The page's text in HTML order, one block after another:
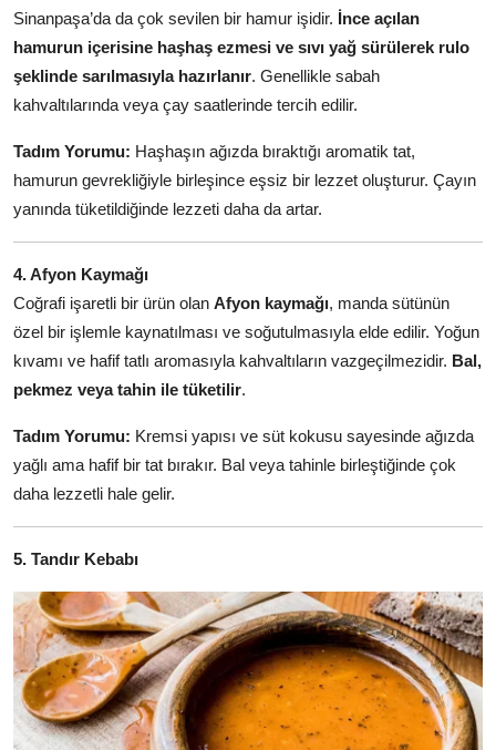
Sinanpaşa’da da çok sevilen bir hamur işidir. İnce açılan
hamurun içerisine haşhaş ezmesi ve sıvı yağ sürülerek rulo
şeklinde sarılmasıyla hazırlanır. Genellikle sabah
kahvaltılarında veya çay saatlerinde tercih edilir.
Tadım Yorumu: Haşhaşın ağızda bıraktığı aromatik tat,
hamurun gevrekliğiyle birleşince eşsiz bir lezzet oluşturur. Çayın
yanında tüketildiğinde lezzeti daha da artar.
4. Afyon Kaymağı
Coğrafi işaretli bir ürün olan Afyon kaymağı, manda sütünün
özel bir işlemle kaynatılması ve soğutulmasıyla elde edilir. Yoğun
kıvamı ve hafif tatlı aromasıyla kahvaltıların vazgeçilmezidir. Bal,
pekmez veya tahin ile tüketilir.
Tadım Yorumu: Kremsi yapısı ve süt kokusu sayesinde ağızda
yağlı ama hafif bir tat bırakır. Bal veya tahinle birleştiğinde çok
daha lezzetli hale gelir.
5. Tandır Kebabı